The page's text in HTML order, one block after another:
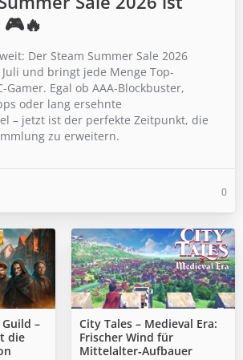
Der Steam Summer Sale 2026
und bringt jede Menge Top-
Gamer. Egal ob AAA-Blockbuster,
oder lang ersehnte
– jetzt ist der perfekte Zeitpunkt, die
zu erweitern.
0
–
die
City Tales – Medieval Era:
Frischer Wind für
Mittelalter‑Aufbauer